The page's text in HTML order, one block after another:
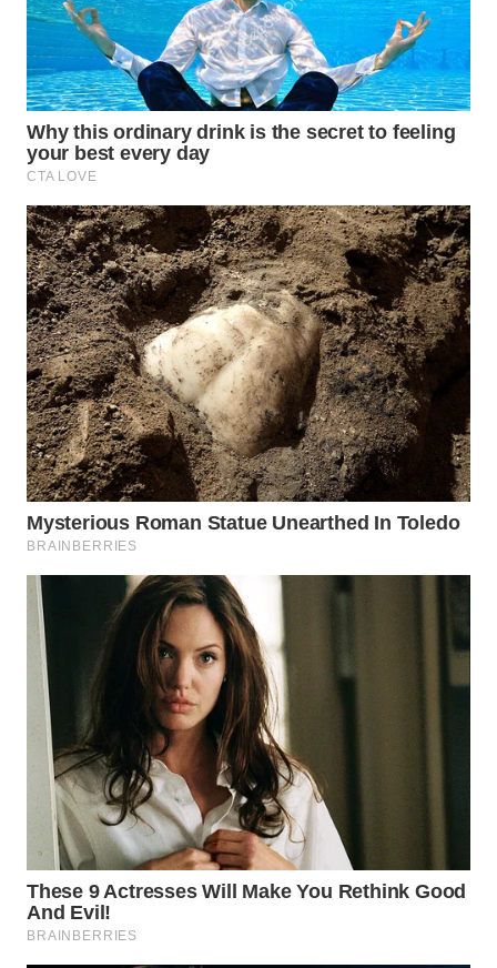
WN
KEPULAUAN
SERIBU
WN
TANGERANG
WN
BINJAI
WN
CIREBON
WN
INDRAMAYU
WN
KUNINGAN
WN
MAJALENGKA
SUBANG
WN
SUKABUMI
WN
PURWAKARTA
WN
PRIANGAN
TIMUR